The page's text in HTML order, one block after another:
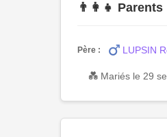
👨‍👩‍👧 Parents
Père : LUPSIN
💑 Mariés le 29